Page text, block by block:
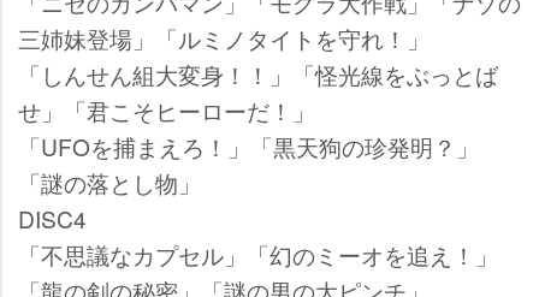
三姉妹登場」「ルミノタイトを守れ！」
「しんせん組大変身！！」「怪光線をぶっとば
せ」「君こそヒーローだ！」
「UFOを捕まえろ！」「黒天狗の珍発明？」
「謎の落とし物」
DISC4
「不思議なカプセル」「幻のミーオを追え！」